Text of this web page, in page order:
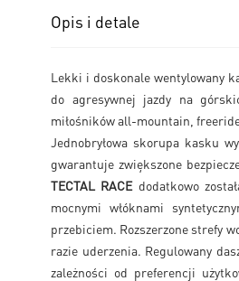
Opis i detale
Lekki i doskonale wentylowany
do agresywnej jazdy na
miłośników all-mountain,
Jednobryłowa skorupa kasku
gwarantuje zwiększone
TECTAL RACEdodatkowo
mocnymi włóknami
przebiciem. Rozszerzone strefy
razie uderzenia. Regulowany
zależności od preferencji